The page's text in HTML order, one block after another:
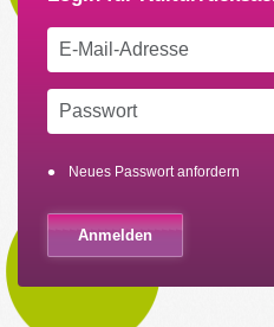
Neues Passwort anfordern